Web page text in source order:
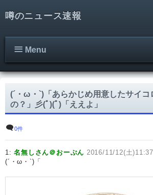
噂のニュース速報
Menu
(´・ω・`)「あらかじめ用意したサイコ
の？」彡(ﾟ)(ﾟ)「ええよ」
0件
1:名無しさん＠おーぷん 2016/11/12(土
(´・ω・`)「